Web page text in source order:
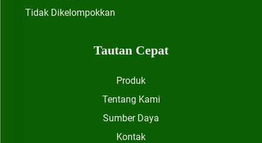
Tidak Dikelompokkan
Tautan Cepat
Produk
Tentang Kami
Sumber Daya
Kontak